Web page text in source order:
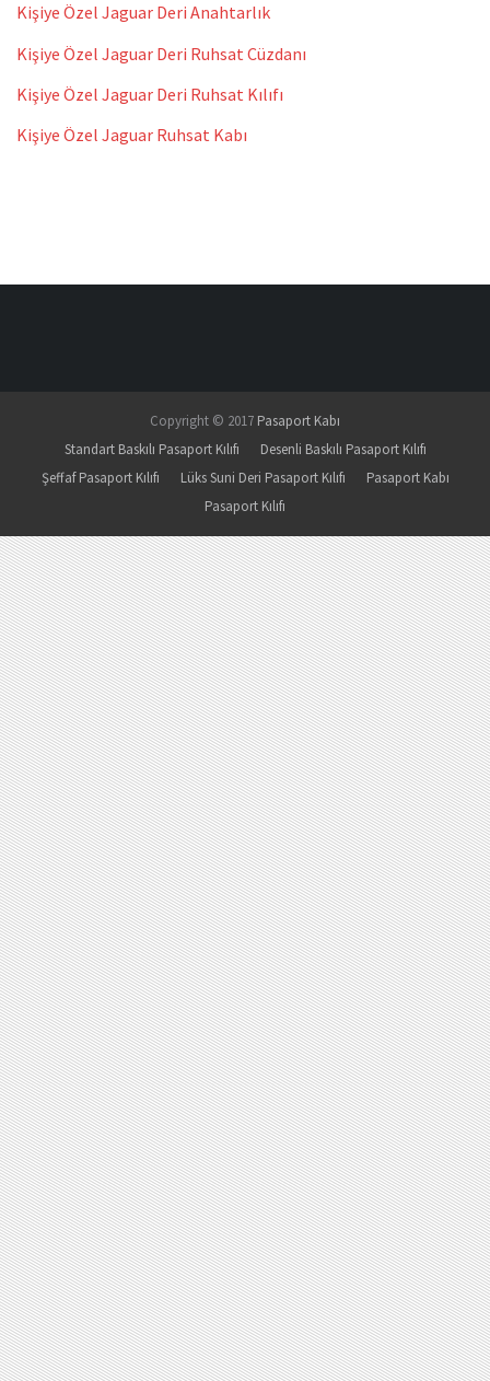
Kişiye Özel Jaguar Deri Anahtarlık
Kişiye Özel Jaguar Deri Ruhsat Cüzdanı
Kişiye Özel Jaguar Deri Ruhsat Kılıfı
Kişiye Özel Jaguar Ruhsat Kabı
Copyright © 2017 Pasaport Kabı
Standart Baskılı Pasaport Kılıfı
Desenli Baskılı Pasaport Kılıfı
Şeffaf Pasaport Kılıfı
Lüks Suni Deri Pasaport Kılıfı
Pasaport Kabı
Pasaport Kılıfı